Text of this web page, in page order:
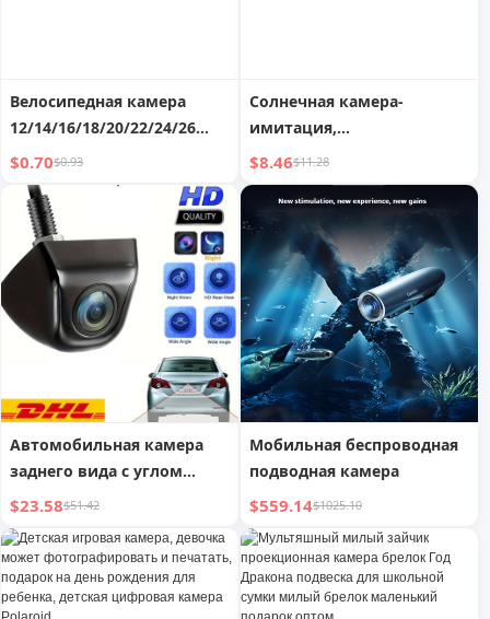
Велосипедная камера
12/14/16/18/20/22/24/26
дюймов, шина для
горного велосипеда с
внешней велосипедной
шиной
$0.70$0.93
Солнечная камера-
имитация,
противоугонная лампа для
наружного использования
$8.46$11.28
Автомобильная камера
заднего вида с углом
обзора 170 градусов,
металлическая,
водонепроницаемая
$23.58$51.42
Мобильная беспроводная
подводная камера
$559.14$1025.10